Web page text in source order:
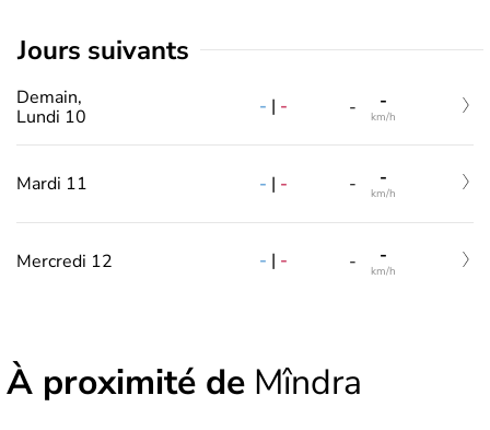
jours suivants
Demain,
Lundi 10
- | - - -
km/h
Mardi 11 - | - - -
km/h
Mercredi 12 - | - - -
km/h
À proximité de Mîndra